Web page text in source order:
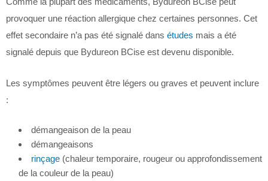
provoquer une réaction allergique chez certaines personnes. Cet
effet secondaire n’a pas été signalé dans études mais a été
signalé depuis que Bydureon BCise est devenu disponible.
Les symptômes peuvent être légers ou graves et peuvent inclure
:
démangeaison de la peau
démangeaisons
rinçage (chaleur temporaire, rougeur ou approfondissement
de la couleur de la peau)